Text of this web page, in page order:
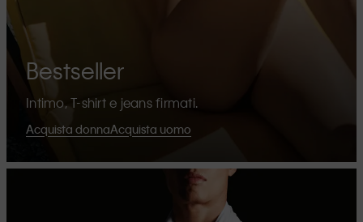
Bestseller
Intimo, T-shirt e jeans firmati.
Acquista donnaAcquista uomo